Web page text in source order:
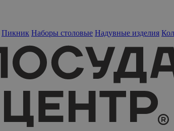
Пикник Наборы столовые Надувные изделия